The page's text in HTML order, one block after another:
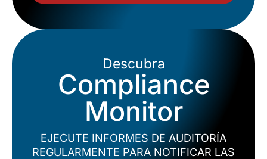
Descubra
Compliance
Monitor
EJECUTE INFORMES DE AUDITORÍA
REGULARMENTE PARA NOTIFICAR LAS